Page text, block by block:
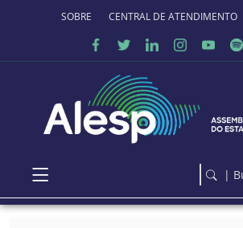
Ir para o conteúdo principal
SOBRE O PORTALCENTRAL DE ATENDIMENTO
|